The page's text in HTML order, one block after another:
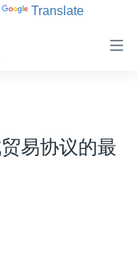
Translate
易协议的最